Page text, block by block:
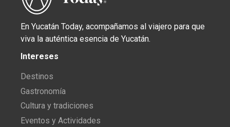
En Yucatán Today, acompañamos al viajero para que
viva la auténtica esencia de Yucatán.
Intereses
Destinos
Gastronomía
Cultura y tradiciones
Eventos y Actividades